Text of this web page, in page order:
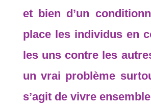
et bien d’un
place les individus en
les uns contre les
un vrai problème
s’agit de vivre